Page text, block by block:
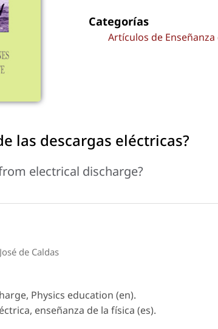
Categorías
Artículos de Enseñanza
las descargas eléctricas?
electrical discharge?
de Caldas
Physics education (en).
enseñanza de la física (es).